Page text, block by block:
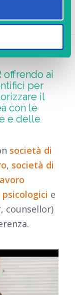
offrendo ai
per
il
con le
e delle
società di
, società di
e
counsellor)